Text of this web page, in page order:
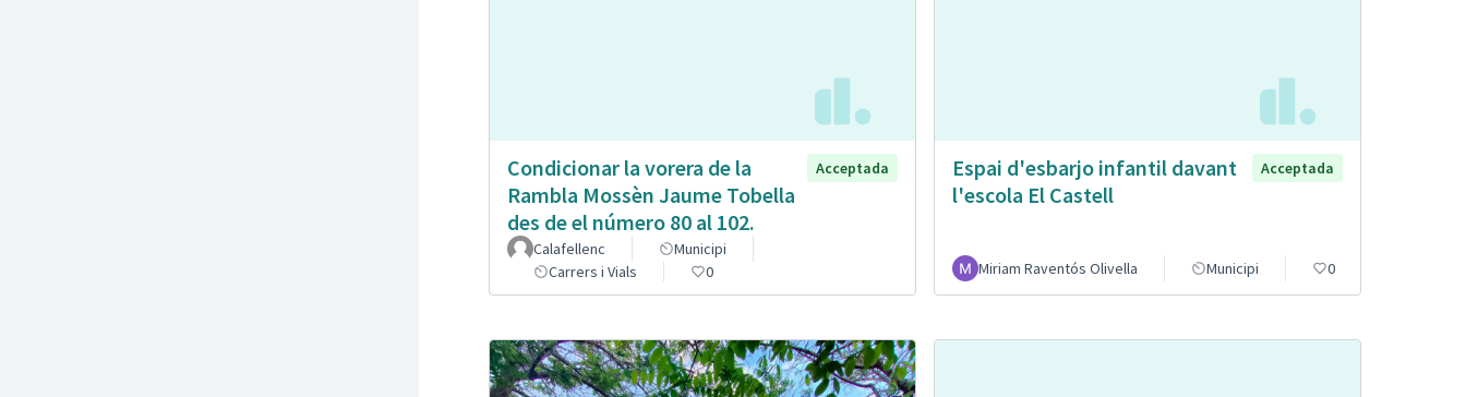
Condicionar la vorera de la
Rambla Mossèn Jaume Tobella
des de el número 80 al 102.
Acceptada
Calafellenc
Municipi
Carrers i Vials
0
Espai d'esbarjo infantil davant
l'escola El Castell
Acceptada
Miriam Raventós Olivella Municipi 0